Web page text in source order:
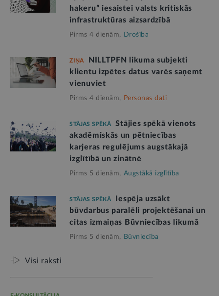
hakeru” iesaistei valsts kritiskās
infrastruktūras aizsardzībā
Pirms 4 dienām, Drošība
ZIŅA
NILLTPFN likuma subjekti
klientu izpētes datus varēs saņemt
vienuviet
Pirms 4 dienām, Personas dati
STĀJAS SPĒKĀ
Stājies spēkā vienots
akadēmiskās un pētniecības
karjeras regulējums augstākajā
izglītībā un zinātnē
Pirms 5 dienām, Augstākā izglītība
STĀJAS SPĒKĀ
Iespēja uzsākt
būvdarbus paralēli projektēšanai un
citas izmaiņas Būvniecības likumā
Pirms 5 dienām, Būvniecība
Visi raksti